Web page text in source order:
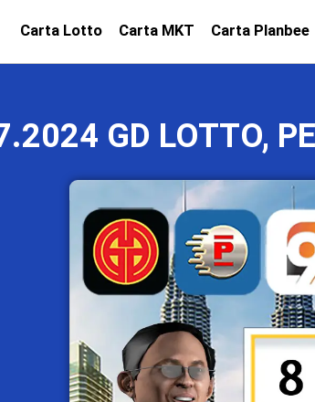
Carta Lotto Carta MKT Carta Planbee
GD LOTTO,